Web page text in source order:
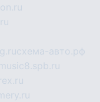
схема-авто.рф
music8.spb.ru